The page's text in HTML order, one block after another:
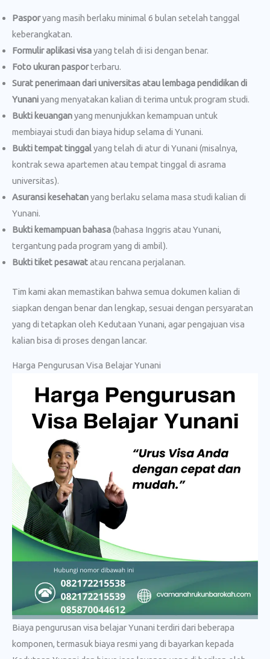
Pasporyang masih berlaku minimal 6 bulan setelah tanggal
keberangkatan.
Formulir aplikasi visayang telah di isi dengan benar.
Foto ukuran pasporterbaru.
Surat penerimaan dari universitas atau lembaga pendidikan di
Yunaniyang menyatakan kalian di terima untuk program studi.
Bukti keuanganyang menunjukkan kemampuan untuk
membiayai studi dan biaya hidup selama di Yunani.
Bukti tempat tinggalyang telah di atur di Yunani (misalnya,
kontrak sewa apartemen atau tempat tinggal di asrama
universitas).
Asuransi kesehatanyang berlaku selama masa studi kalian di
Yunani.
Bukti kemampuan bahasa(bahasa Inggris atau Yunani,
tergantung pada program yang di ambil).
Bukti tiket pesawatatau rencana perjalanan.
Tim kami akan memastikan bahwa semua dokumen kalian di
siapkan dengan benar dan lengkap, sesuai dengan persyaratan
yang di tetapkan oleh Kedutaan Yunani, agar pengajuan visa
kalian bisa di proses dengan lancar.
Harga Pengurusan Visa Belajar Yunani
Biaya pengurusan visa belajar Yunani terdiri dari beberapa
komponen, termasuk biaya resmi yang di bayarkan kepada